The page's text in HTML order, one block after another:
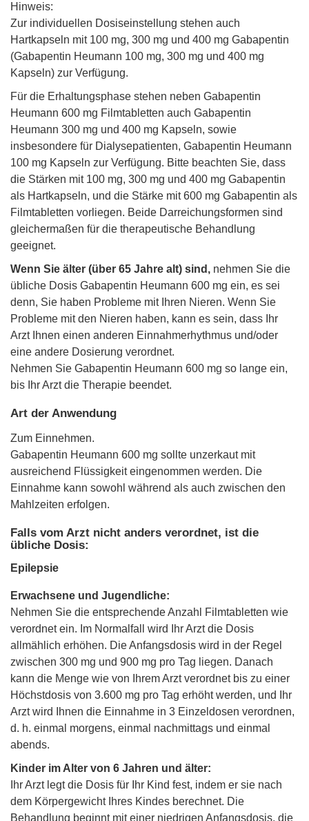
Hinweis:
Zur individuellen Dosiseinstellung stehen auch
Hartkapseln mit 100 mg, 300 mg und 400 mg Gabapentin
(Gabapentin Heumann 100 mg, 300 mg und 400 mg
Kapseln) zur Verfügung.
Für die Erhaltungsphase stehen neben Gabapentin
Heumann 600 mg Filmtabletten auch Gabapentin
Heumann 300 mg und 400 mg Kapseln, sowie
insbesondere für Dialysepatienten, Gabapentin Heumann
100 mg Kapseln zur Verfügung. Bitte beachten Sie, dass
die Stärken mit 100 mg, 300 mg und 400 mg Gabapentin
als Hartkapseln, und die Stärke mit 600 mg Gabapentin als
Filmtabletten vorliegen. Beide Darreichungsformen sind
gleichermaßen für die therapeutische Behandlung
geeignet.
Wenn Sie älter (über 65 Jahre alt) sind, nehmen Sie die
übliche Dosis Gabapentin Heumann 600 mg ein, es sei
denn, Sie haben Probleme mit Ihren Nieren. Wenn Sie
Probleme mit den Nieren haben, kann es sein, dass Ihr
Arzt Ihnen einen anderen Einnahmerhythmus und/oder
eine andere Dosierung verordnet.
Nehmen Sie Gabapentin Heumann 600 mg so lange ein,
bis Ihr Arzt die Therapie beendet.
Art der Anwendung
Zum Einnehmen.
Gabapentin Heumann 600 mg sollte unzerkaut mit
ausreichend Flüssigkeit eingenommen werden. Die
Einnahme kann sowohl während als auch zwischen den
Mahlzeiten erfolgen.
Falls vom Arzt nicht anders verordnet, ist die
übliche Dosis:
Epilepsie
Erwachsene und Jugendliche:
Nehmen Sie die entsprechende Anzahl Filmtabletten wie
verordnet ein. Im Normalfall wird Ihr Arzt die Dosis
allmählich erhöhen. Die Anfangsdosis wird in der Regel
zwischen 300 mg und 900 mg pro Tag liegen. Danach
kann die Menge wie von Ihrem Arzt verordnet bis zu einer
Höchstdosis von 3.600 mg pro Tag erhöht werden, und Ihr
Arzt wird Ihnen die Einnahme in 3 Einzeldosen verordnen,
d. h. einmal morgens, einmal nachmittags und einmal
abends.
Kinder im Alter von 6 Jahren und älter:
Ihr Arzt legt die Dosis für Ihr Kind fest, indem er sie nach
dem Körpergewicht Ihres Kindes berechnet. Die
Behandlung beginnt mit einer niedrigen Anfangsdosis, die